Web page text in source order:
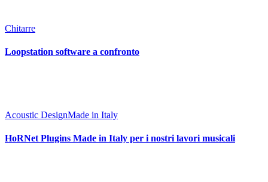
Chitarre
Loopstation software a confronto
Acoustic DesignMade in Italy
HoRNet Plugins Made in Italy per i nostri lavori musicali